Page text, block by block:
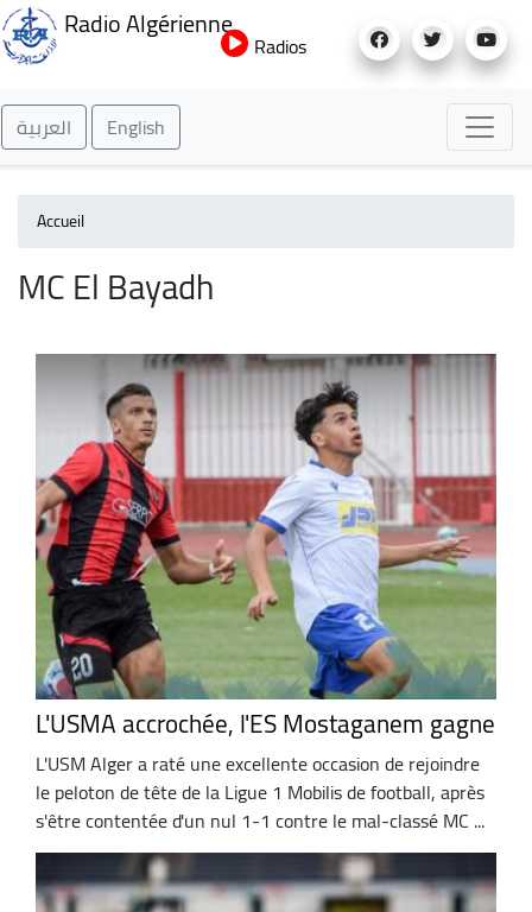
au
Radio Algérienne
Radios
العربية English
Accueil
MC El Bayadh
L'USMA accrochée, l'ES Mostaganem gagne
L'USM Alger a raté une excellente occasion de rejoindre
le peloton de tête de la Ligue 1 Mobilis de football, après
s'être contentée d'un nul 1-1 contre le mal-classé MC ...